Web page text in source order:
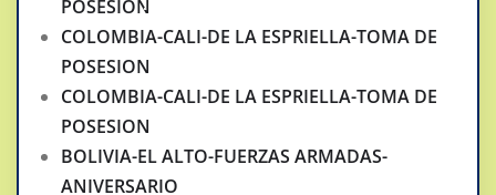
POSESION
COLOMBIA-CALI-DE LA ESPRIELLA-TOMA DE
POSESION
COLOMBIA-CALI-DE LA ESPRIELLA-TOMA DE
POSESION
BOLIVIA-EL ALTO-FUERZAS ARMADAS-
ANIVERSARIO